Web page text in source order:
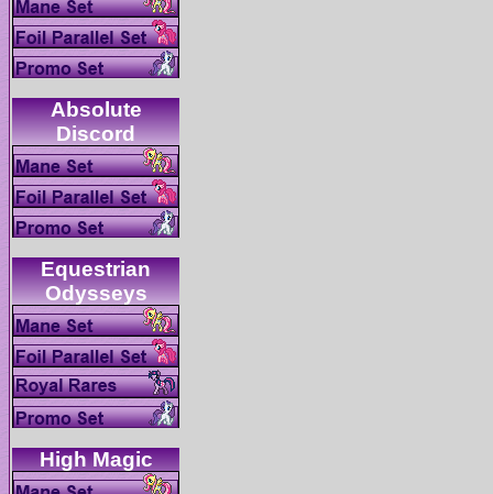
Absolute
Equestrian